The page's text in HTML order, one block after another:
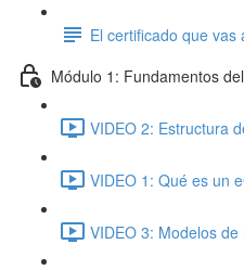
El certificado que vas
Módulo 1: Fundamentos
VIDEO 2: Estructura
VIDEO 1: Qué es un
VIDEO 3: Modelos